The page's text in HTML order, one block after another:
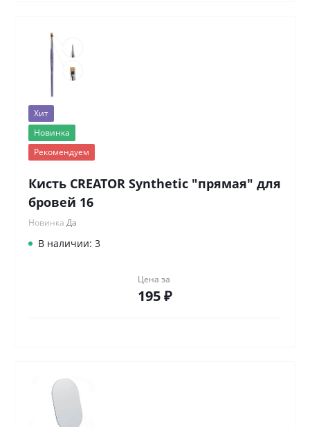
Хит
Новинка
Рекомендуем
Кисть CREATOR Synthetic "прямая" для
бровей 16
Новинка Да
В наличии: 3
Цена за
195 ₽